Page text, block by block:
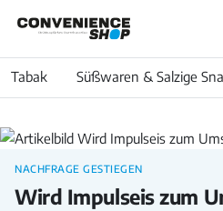
Tabak Süßwaren & Salzige
NACHFRAGE GESTIEGEN
Wird Impulseis zum